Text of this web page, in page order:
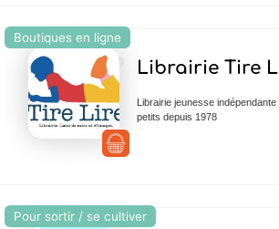
Boutiques en ligne
Librairie Tire
Librairie jeunesse
petits depuis 1978
Pour sortir / se cultiver